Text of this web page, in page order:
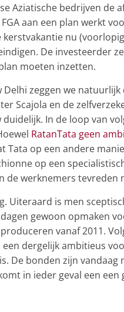
Aziatische bedrijven de
aan een plan werkt
nu
De investeerder
moeten inzetten.
Delhi zeggen we
Scajola en de
In de loop van
RatanTata geen
Tata op een andere
op een
de werknemers tevreden
Uiteraard is men
gewoon opmaken
vanaf 2011.
een dergelijk ambitieus
De bonden zijn
in ieder geval een